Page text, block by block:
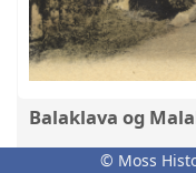
Balaklava og
Om navnene
© Moss